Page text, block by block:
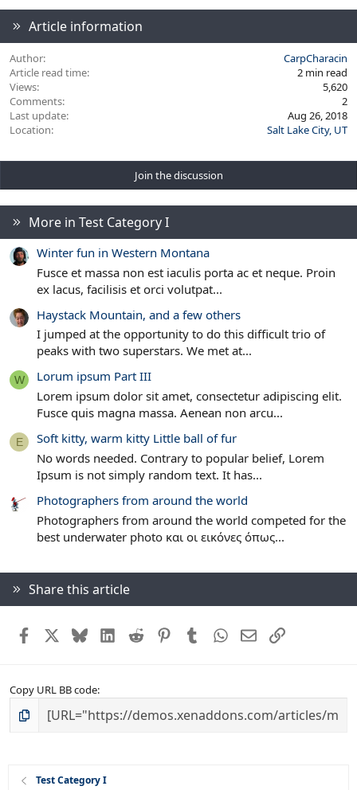
c
t
n
s
:
Article information
Author
CarpCharacin
Article read time
2 min read
Views
5,620
Comments
2
Last update
Aug 26, 2018
Location
Salt Lake City, UT
Join the discussion
More in Test Category I
Winter fun in Western Montana
Fusce et massa non est iaculis porta ac et neque. Proin
ex lacus, facilisis et orci volutpat...
Haystack Mountain, and a few others
I jumped at the opportunity to do this difficult trio of
peaks with two superstars. We met at...
W
Lorum ipsum Part III
Lorem ipsum dolor sit amet, consectetur adipiscing elit.
Fusce quis magna massa. Aenean non arcu...
E
Soft kitty, warm kitty Little ball of fur
No words needed. Contrary to popular belief, Lorem
Ipsum is not simply random text. It has...
Photographers from around the world
Photographers from around the world competed for the
best underwater photo και οι εικόνες όπως...
Share this article
Facebook BlueskyLinkedIn
Reddit PinterestTumblrWhatsApp
EmailLink
Copy URL BB code
Test Category I